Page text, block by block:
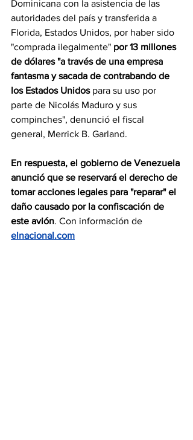
Dominicana con la asistencia de las
autoridades del país y transferida a
Florida, Estados Unidos, por haber sido
"comprada ilegalmente" por 13 millones
de dólares "a través de una empresa
fantasma y sacada de contrabando de
los Estados Unidos para su uso por
parte de Nicolás Maduro y sus
compinches", denunció el fiscal
general, Merrick B. Garland.
En respuesta, el gobierno de Venezuela
anunció que se reservará el derecho de
tomar acciones legales para "reparar" el
daño causado por la confiscación de
este avión. Con información de
elnacional.com